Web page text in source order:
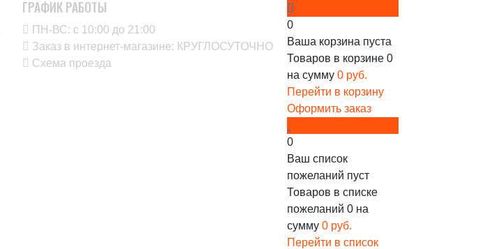
ГРАФИК РАБОТЫ
ПН-ВС: с 10:00 до 21:00
Заказ в интернет-магазине: КРУГЛОСУТОЧНО
Схема проезда
0
Ваша корзина пуста
Товаров в корзине 0
на сумму 0 руб.
Перейти в корзину
Оформить заказ
0
Ваш список
пожеланий пуст
Товаров в списке
пожеланий 0 на
сумму 0 руб.
Перейти в список